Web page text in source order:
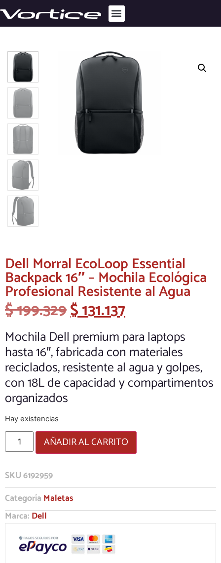
Dell Morral EcoLoop Essential
Backpack 16″ – Mochila Ecológica
Profesional Resistente al Agua
$199.329$131.137
Mochila Dell premium para laptops
hasta 16″, fabricada con materiales
reciclados, resistente al agua y golpes,
con 18L de capacidad y compartimentos
organizados
Hay existencias
AÑADIR AL CARRITO
SKU6192959
Categoría Maletas
Marca: Dell